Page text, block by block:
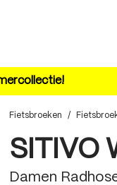
Fietsbroeken /
SITIVO
Damen